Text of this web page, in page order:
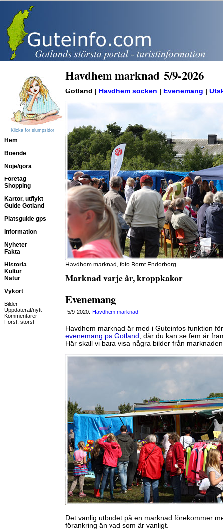
Klicka för slumpsidor
Hem
Boende
Nöje/göra
Företag
Shopping
Kartor, utflykt
Guide Gotland
Platsguide gps
Information
Nyheter
Fakta
Historia
Kultur
Natur
Vykort
Bilder
Uppdaterat/nytt
Kommentarer
Först, störst
Havdhem marknad 5/9-2026
Gotland | Havdhem socken Evenemang
Havdhem marknad, foto Bernt Enderborg
Marknad varje år, kroppkakor
Evenemang
5/9-2020: Havdhem marknad
Havdhem marknad är med i Guteinfos funktion
evenemang på Gotland , där du kan se fem år
Här skall vi bara visa några bilder från
Det vanlig utbudet på en marknad förekommer
förankring än vad som är vanligt.